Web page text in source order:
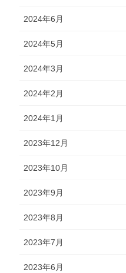
2024年6月
2024年5月
2024年3月
2024年2月
2024年1月
2023年12月
2023年10月
2023年9月
2023年8月
2023年7月
2023年6月